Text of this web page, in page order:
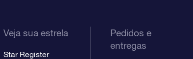
Veja sua estrela
Star Register
Pedidos e
entregas